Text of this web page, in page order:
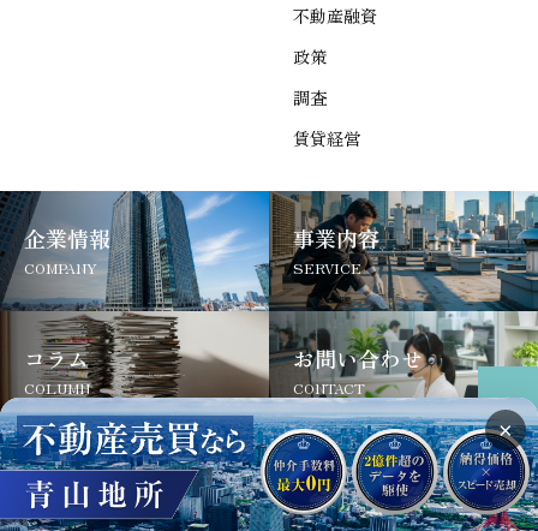
不動産融資
政策
調査
賃貸経営
企業情報
COMPANY
事業内容
SERVICE
コラム
COLUMN
お問い合わせ
CONTACT
サイトについて よくあるご質問 お問い合わせ
×